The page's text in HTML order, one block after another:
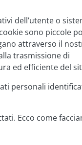
dell’utente o
sono piccole
attraverso il
trasmissione di
ed efficiente del
personali
Ecco come